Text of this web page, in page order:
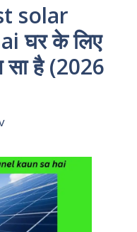
solar
घर के लिए
सा है (2026